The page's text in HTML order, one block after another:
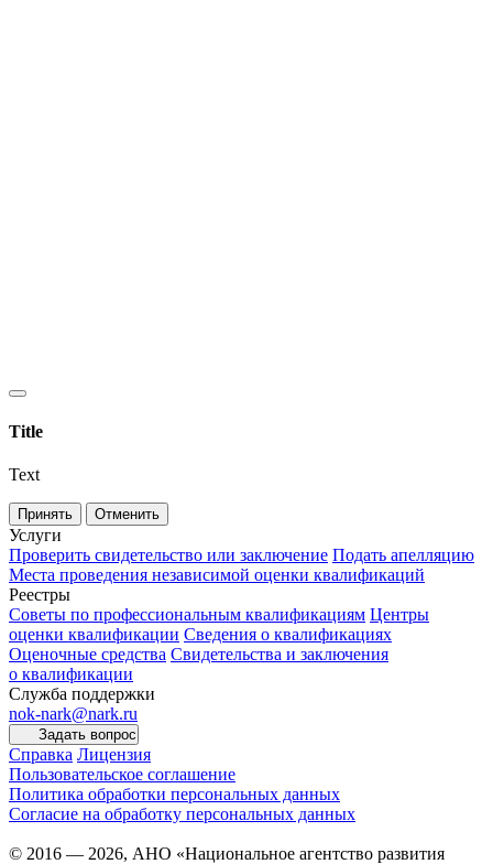
Title
Text
Принять Отменить
Услуги
Проверить свидетельство или заключение Подать апелляцию
Места проведения независимой оценки квалификаций
Реестры
Советы по профессиональным квалификациям Центры
оценки квалификации Сведения о квалификациях
Оценочные средства Свидетельства и заключения
о квалификации
Служба поддержки
nok-nark@nark.ru
Задать вопрос
Справка Лицензия
Пользовательское соглашение
Политика обработки персональных данных
Согласие на обработку персональных данных
© 2016 — 2026, АНО «Национальное агентство развития